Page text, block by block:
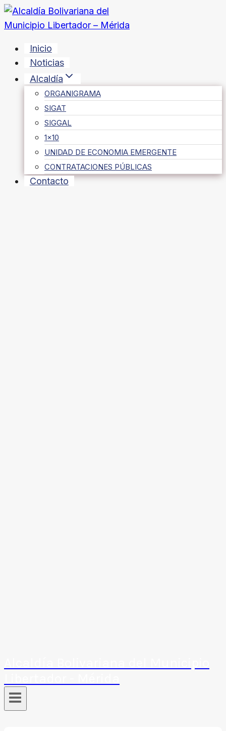
Saltar
al
Inicio
Noticias
Alcaldía
ORGANIGRAMA
SIGAT
SIGGAL
1×10
UNIDAD DE ECONOMIA EMERGENTE
CONTRATACIONES PÚBLICAS
Contacto